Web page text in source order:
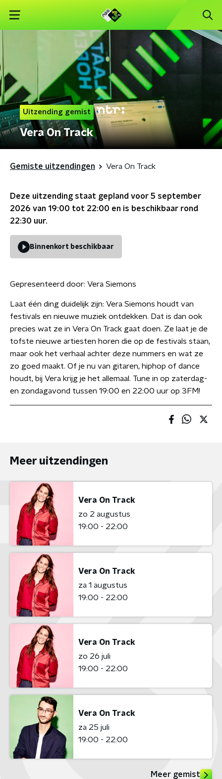
Uitzending gemist
Vera On Track
Gemiste uitzendingen Vera On Track
Deze uitzending staat gepland voor 5 september
2026 van 19:00 tot 22:00 en is beschikbaar rond
22:30 uur.
Binnenkort beschikbaar
Gepresenteerd door: Vera Siemons
Laat één ding duidelijk zijn: Vera Siemons houdt van
festivals en nieuwe muziek ontdekken. Dat is dan ook
precies wat ze in Vera On Track gaat doen. Ze laat je de
tofste nieuwe artiesten horen die op de festivals staan,
maar ook het verhaal achter deze nummers en wat ze
zo goed maakt. Of je nu van gitaren, hiphop of dance
houdt, bij Vera krijg je het allemaal. Tune in op zaterdag-
en zondagavond tussen 19:00 en 22:00 uur op 3FM!
Meer uitzendingen
Vera On Track
zo 2 augustus
19:00 - 22:00
Vera On Track
za 1 augustus
19:00 - 22:00
Vera On Track
zo 26 juli
19:00 - 22:00
Vera On Track
za 25 juli
19:00 - 22:00
Meer gemist